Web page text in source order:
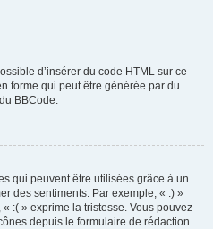
d’insérer du code HTML sur ce
forme qui peut être générée par du
BBCode.
qui peuvent être utilisées grâce à un
des sentiments. Par exemple, « :) »
:( » exprime la tristesse. Vous pouvez
depuis le formulaire de rédaction.